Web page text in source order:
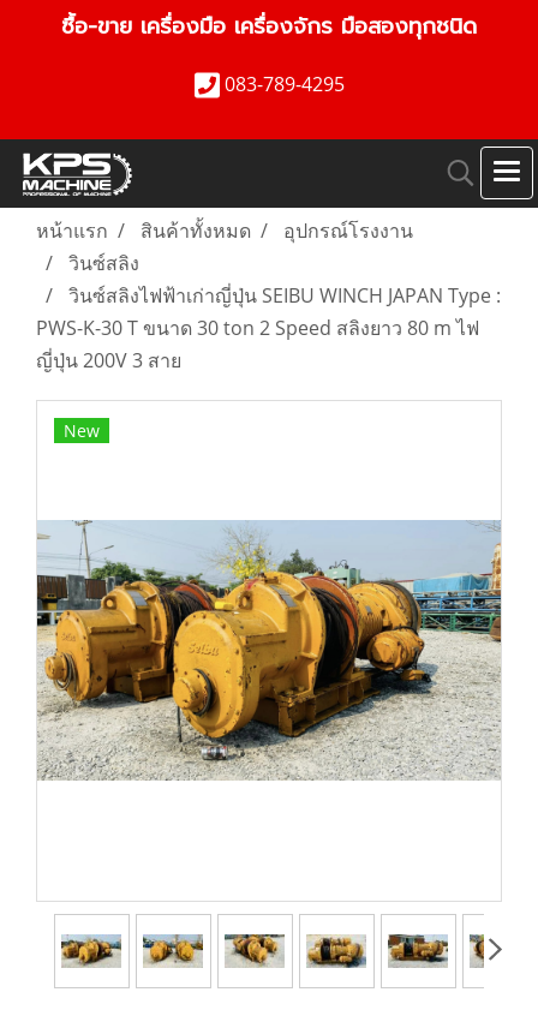
ซื้อ-ขาย เครื่องมือ เครื่องจักร มือสองทุกชนิด
083-789-4295
หน้าแรก สินค้าทั้งหมด
อุปกรณ์โรงงาน
วินซ์สลิง
วินซ์สลิงไฟฟ้าเก่าญี่ปุ่น SEIBU WINCH JAPAN Type :
PWS-K-30 T ขนาด 30 ton 2 Speed สลิงยาว 80 m ไฟ
ญี่ปุ่น 200V 3 สาย
New